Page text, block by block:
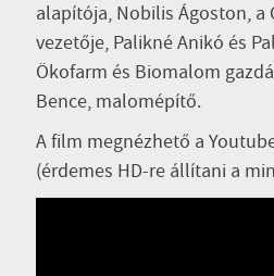
alapítója, Nobilis Ágoston, a
vezetője, Palikné Anikó és
Ökofarm és Biomalom
Bence, malomépítő.
A film megnézhető a
(érdemes HD-re állítani a